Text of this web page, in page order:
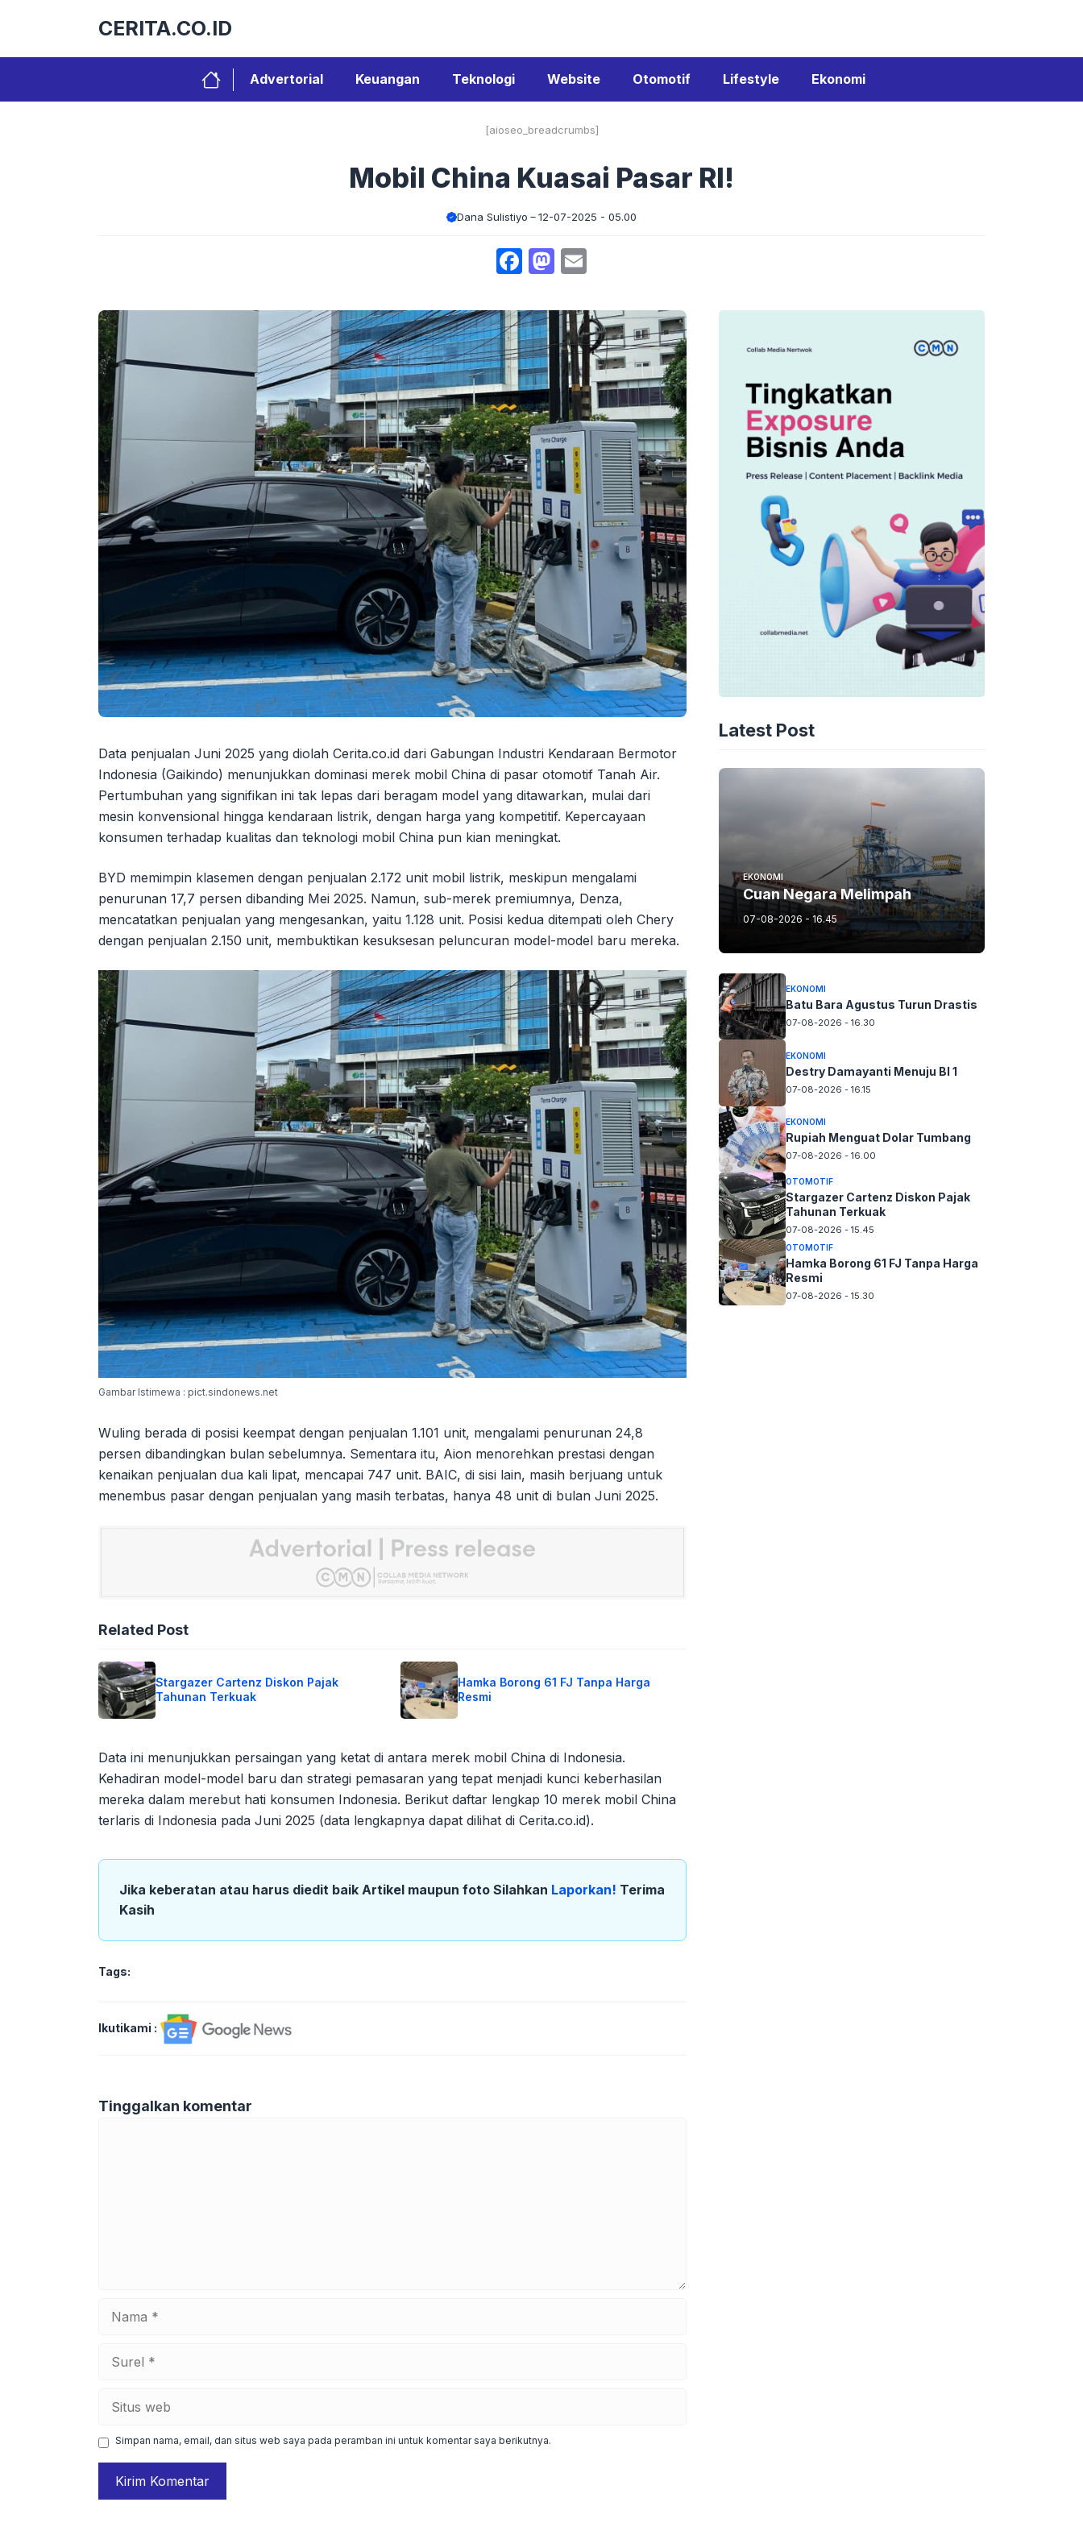
CERITA.CO.ID
Advertorial Keuangan Teknologi Website Otomotif Lifestyle Ekonomi
[aioseo_breadcrumbs]
Mobil China Kuasai Pasar RI!
Dana Sulistiyo 12-07-2025 - 05.00
Facebook
Mastodon
Data penjualan Juni 2025 yang diolah Cerita.co.id dari Gabungan Industri Kendaraan Bermotor
Indonesia (Gaikindo) menunjukkan dominasi merek mobil China di pasar otomotif Tanah Air.
Pertumbuhan yang signifikan ini tak lepas dari beragam model yang ditawarkan, mulai dari
mesin konvensional hingga kendaraan listrik, dengan harga yang kompetitif. Kepercayaan
konsumen terhadap kualitas dan teknologi mobil China pun kian meningkat.
BYD memimpin klasemen dengan penjualan 2.172 unit mobil listrik, meskipun mengalami
penurunan 17,7 persen dibanding Mei 2025. Namun, sub-merek premiumnya, Denza,
mencatatkan penjualan yang mengesankan, yaitu 1.128 unit. Posisi kedua ditempati oleh Chery
dengan penjualan 2.150 unit, membuktikan kesuksesan peluncuran model-model baru mereka.
Gambar Istimewa : pict.sindonews.net
Wuling berada di posisi keempat dengan penjualan 1.101 unit, mengalami penurunan 24,8
persen dibandingkan bulan sebelumnya. Sementara itu, Aion menorehkan prestasi dengan
kenaikan penjualan dua kali lipat, mencapai 747 unit. BAIC, di sisi lain, masih berjuang untuk
menembus pasar dengan penjualan yang masih terbatas, hanya 48 unit di bulan Juni 2025.
Related Post
Stargazer Cartenz Diskon Pajak
Tahunan Terkuak
Hamka Borong 61 FJ Tanpa Harga
Resmi
Data ini menunjukkan persaingan yang ketat di antara merek mobil China di Indonesia.
Kehadiran model-model baru dan strategi pemasaran yang tepat menjadi kunci keberhasilan
mereka dalam merebut hati konsumen Indonesia. Berikut daftar lengkap 10 merek mobil China
terlaris di Indonesia pada Juni 2025 (data lengkapnya dapat dilihat di Cerita.co.id).
Jika keberatan atau harus diedit baik Artikel maupun foto Silahkan Laporkan! Terima
Kasih
Tags:
Ikutikami :
Tinggalkan komentar
web
Simpan nama, email, dan situs web saya pada peramban ini untuk komentar saya berikutnya.
Latest Post
EKONOMI
Cuan Negara Melimpah
07-08-2026 - 16.45
EKONOMI
Batu Bara Agustus Turun Drastis
07-08-2026 - 16.30
EKONOMI
Destry Damayanti Menuju BI 1
07-08-2026 - 16.15
EKONOMI
Rupiah Menguat Dolar Tumbang
07-08-2026 - 16.00
OTOMOTIF
Stargazer Cartenz Diskon Pajak
Tahunan Terkuak
07-08-2026 - 15.45
OTOMOTIF
Hamka Borong 61 FJ Tanpa Harga
Resmi
07-08-2026 - 15.30